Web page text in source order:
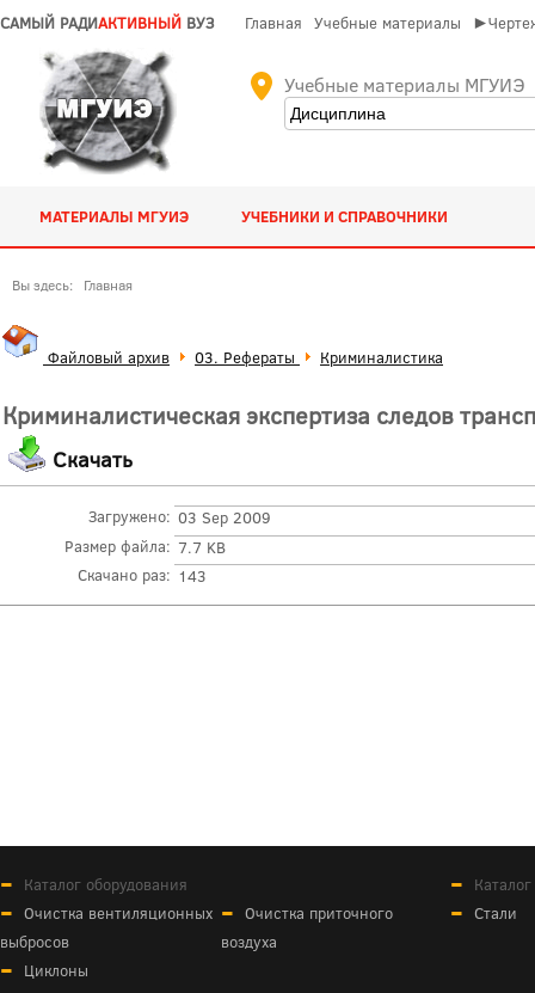
САМЫЙ РАДИАКТИВНЫЙ ВУЗ Главная Учебные материалы
Учебные материалы МГУИЭ
МАТЕРИАЛЫ МГУИЭ УЧЕБНИКИ И СПРАВОЧНИКИ
Вы здесь: Главная
Файловый архив 03. Рефераты Криминалистика
Криминалистическая экспертиза следов
Скачать
Загружено: 03 Sep 2009
Размер файла: 7.7 KB
Скачано раз: 143
Каталог оборудования
Очистка вентиляционных
выбросов
Очистка приточного
воздуха
Циклоны
Стали